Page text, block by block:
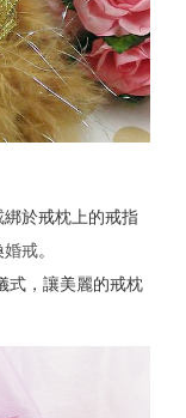
綁於戒枕上的戒指
婚戒。
式，讓美麗的戒枕